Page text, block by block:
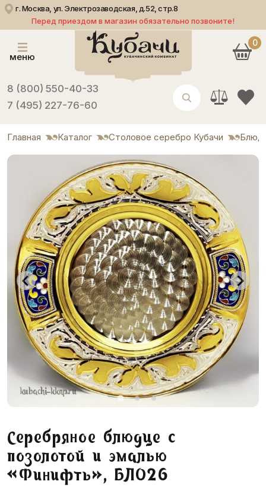
г. Москва, ул. Электрозаводская, д.52, стр.8
Перед приездом в магазин обязательно позвоните!
меню
8 (800) 550-40-33
7 (495) 227-76-60
0
Главная Каталог Столовое серебро Кубачи
Серебряное блюдце с
позолотой и эмалью
«Финифть», БЛ026